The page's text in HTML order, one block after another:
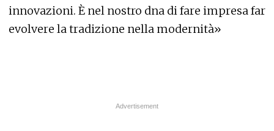
innovazioni. È nel nostro dna di fare impresa far
evolvere la tradizione nella modernità»